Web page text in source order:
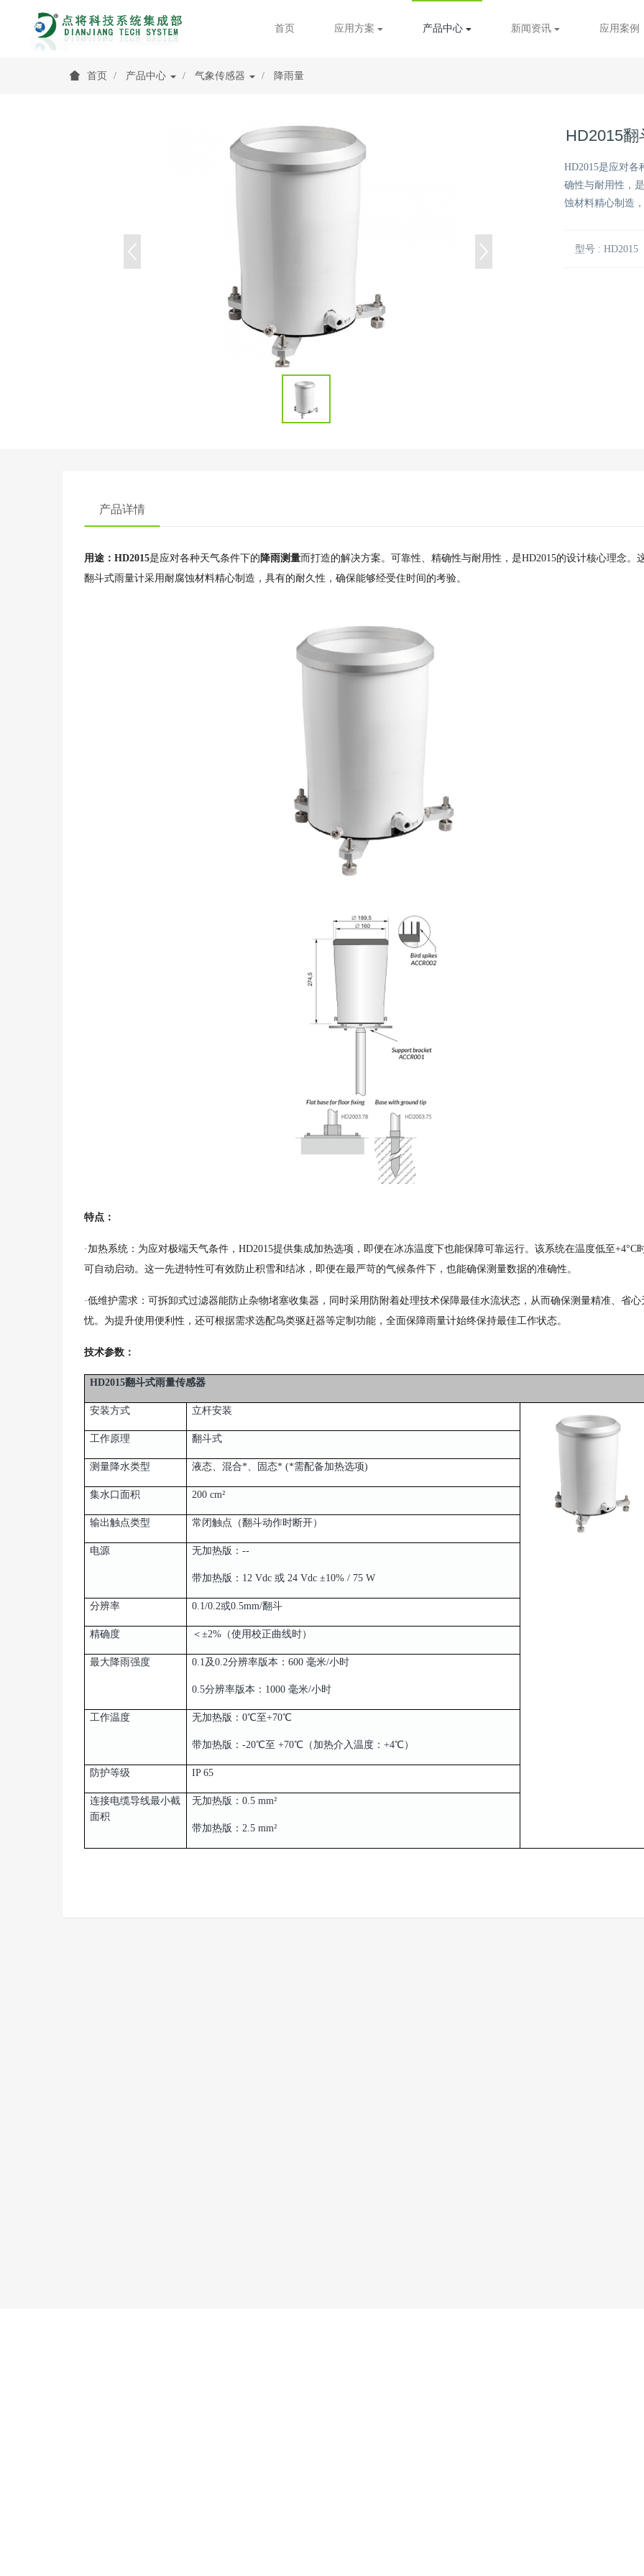
首页 应用方案 产品中心 新闻资讯 应用案例
首页 产品中心 气象传感器 降雨量
HD2015
HD2015是应对
确性与耐用性，
蚀材料精心制造
型号 : HD2015
产品详情
用途：HD2015是应对各种天气条件下的 降雨测量而打造的解决方案。可靠性、精确性与耐用性，是HD2015的设计核心理念。
翻斗式雨量计采用耐腐蚀材料精心制造，具有的耐久性，确保能够经受住时间的考验。
特点：
·加热系统：为应对极端天气条件，HD2015提供集成加热选项，即便在冰冻温度下也能保障可靠运行。该系统在温度低至+4°C
可自动启动。这一先进特性可有效防止积雪和结冰，即便在最严苛的气候条件下，也能确保测量数据的准确性。
·低维护需求：可拆卸式过滤器能防止杂物堵塞收集器，同时采用防附着处理技术保障最佳水流状态，从而确保测量精准、省心
忧。为提升使用便利性，还可根据需求选配鸟类驱赶器等定制功能，全面保障雨量计始终保持最佳工作状态。
技术参数：
HD2015翻斗式雨量传感器
安装方式 立杆安装
工作原理 翻斗式
测量降水类型 液态、混合*、固态* (*需配备加热选项)
集水口面积 200 cm²
输出触点类型 常闭触点（翻斗动作时断开）
电源 无加热版：--
带加热版：12 Vdc 或 24 Vdc ±10% / 75 W
分辨率 0.1/0.2或0.5mm/翻斗
精确度 ＜±2%（使用校正曲线时）
最大降雨强度 0.1及0.2分辨率版本：600 毫米/小时
0.5分辨率版本：1000 毫米/小时
工作温度 无加热版：0℃至+70℃
带加热版：-20℃至 +70℃（加热介入温度：+4℃）
防护等级 IP 65
连接电缆导线最小截
面积
无加热版：0.5 mm²
带加热版：2.5 mm²